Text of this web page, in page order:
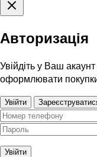
Авторизація
Увійдіть у Ваш
оформлювати
Увійти
Увійти